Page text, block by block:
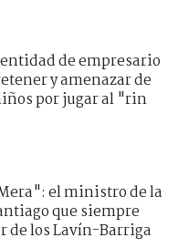
de empresario
y amenazar de
por jugar al "rin
el ministro de la
que siempre
de los Lavín-Barriga